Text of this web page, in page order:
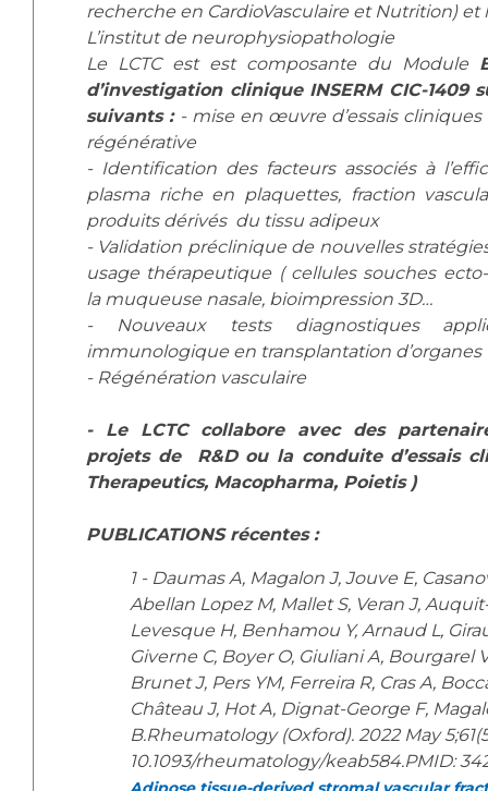
recherche en CardioVasculaire et Nutrition) et
L’institut de neurophysiopathologie
Le LCTC est est composante du Module
d’investigation clinique INSERM CIC-1409
suivants : - mise en œuvre d’essais
régénérative
- Identification des facteurs associés à
plasma riche en plaquettes, fraction
produits dérivés du tissu adipeux
- Validation préclinique de nouvelles
usage thérapeutique ( cellules souches
la muqueuse nasale, bioimpression 3D…
- Nouveaux tests diagnostiques
immunologique en transplantation d’organes
- Régénération vasculaire
- Le LCTC collabore avec des
projets de R&D ou la conduite d’essais
Therapeutics, Macopharma, Poietis )
PUBLICATIONS récentes :
1 - Daumas A, Magalon J, Jouve E,
Abellan Lopez M, Mallet S, Veran J,
Levesque H, Benhamou Y, Arnaud L,
Giverne C, Boyer O, Giuliani A, Bourgarel
Brunet J, Pers YM, Ferreira R, Cras A,
Château J, Hot A, Dignat-George F,
B.Rheumatology (Oxford). 2022 May
10.1093/rheumatology/keab584.PMID: